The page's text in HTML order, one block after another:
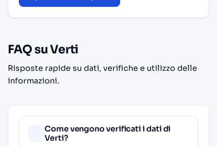
FAQ su Verti
Risposte rapide su dati, verifiche e utilizzo delle
informazioni.
Come vengono verificati i dati di
Verti?